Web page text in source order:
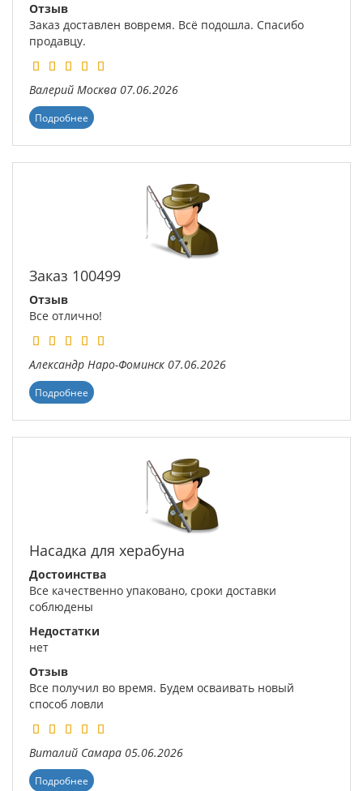
Отзыв
Заказ доставлен вовремя. Всё подошла. Спасибо
продавцу.
Валерий Москва 07.06.2026
Подробнее
Заказ 100499
Отзыв
Все отлично!
Александр Наро-Фоминск 07.06.2026
Подробнее
Насадка для херабуна
Достоинства
Все качественно упаковано, сроки доставки
соблюдены
Недостатки
нет
Отзыв
Все получил во время. Будем осваивать новый
способ ловли
Виталий Самара 05.06.2026
Подробнее